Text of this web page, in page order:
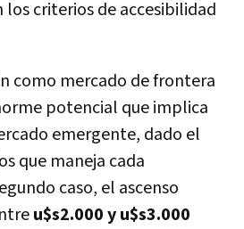
criterios de accesibilidad
como mercado de frontera
potencial que implica
emergente, dado el
que maneja cada
caso, el ascenso
u$s2.000 y u$s3.000